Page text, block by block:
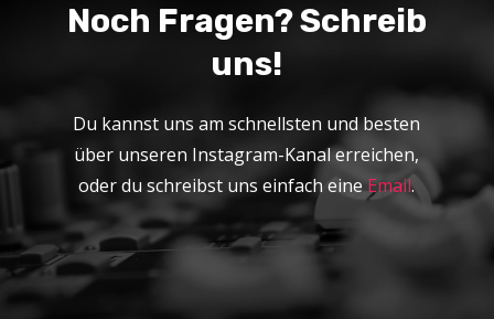
Noch Fragen? Schreib
uns!
Du kannst uns am schnellsten und besten
über unseren Instagram-Kanal erreichen,
oder du schreibst uns einfach eine Email.